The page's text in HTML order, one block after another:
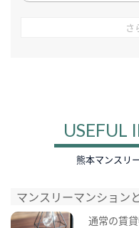
さ
USEFUL
熊本マンスリ
マンスリーマンション
通常の賃